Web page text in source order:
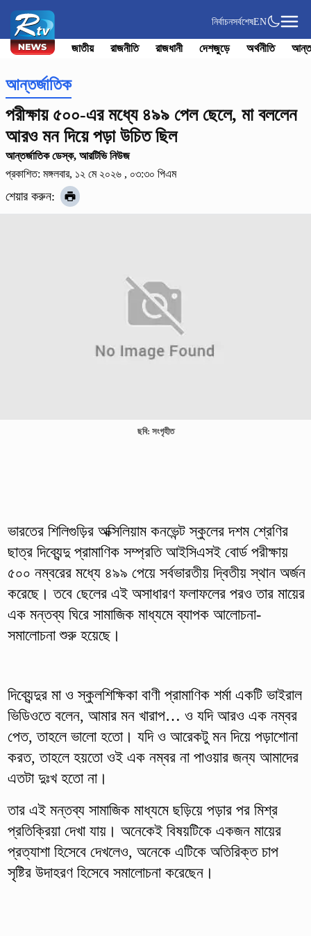
নির্বাচনসর্বশেষEN
জাতীয় রাজনীতি রাজধানী দেশজুড়ে অর্থনীতি
আন্তর্জাতিক
পরীক্ষায় ৫০০-এর মধ্যে ৪৯৯ পেল ছেলে, মা বললেন
আরও মন দিয়ে পড়া উচিত ছিল
আন্তর্জাতিক ডেস্ক, আরটিভি নিউজ
প্রকাশিত: মঙ্গলবার, ১২ মে ২০২৬ , ০৩:৩০ পিএম
শেয়ার করুন:
ছবি: সংগৃহীত
ভারতের শিলিগুড়ির অক্সিলিয়াম কনভেন্ট স্কুলের দশম শ্রেণির
ছাত্র দিব্যেন্দু প্রামাণিক সম্প্রতি আইসিএসই বোর্ড পরীক্ষায়
৫০০ নম্বরের মধ্যে ৪৯৯ পেয়ে সর্বভারতীয় দ্বিতীয় স্থান অর্জন
করেছে। তবে ছেলের এই অসাধারণ ফলাফলের পরও তার মায়ের
এক মন্তব্য ঘিরে সামাজিক মাধ্যমে ব্যাপক আলোচনা-
সমালোচনা শুরু হয়েছে।
দিব্যেন্দুর মা ও স্কুলশিক্ষিকা বাণী প্রামাণিক শর্মা একটি ভাইরাল
ভিডিওতে বলেন, আমার মন খারাপ… ও যদি আরও এক নম্বর
পেত, তাহলে ভালো হতো। যদি ও আরেকটু মন দিয়ে পড়াশোনা
করত, তাহলে হয়তো ওই এক নম্বর না পাওয়ার জন্য আমাদের
এতটা দুঃখ হতো না।
তার এই মন্তব্য সামাজিক মাধ্যমে ছড়িয়ে পড়ার পর মিশ্র
প্রতিক্রিয়া দেখা যায়। অনেকেই বিষয়টিকে একজন মায়ের
প্রত্যাশা হিসেবে দেখলেও, অনেকে এটিকে অতিরিক্ত চাপ
সৃষ্টির উদাহরণ হিসেবে সমালোচনা করেছেন।